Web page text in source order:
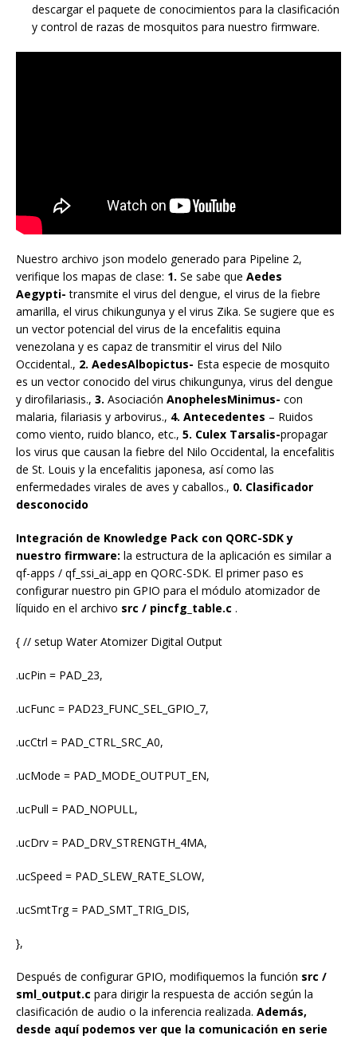
descargar el paquete de conocimientos para la clasificación
y control de razas de mosquitos para nuestro firmware.
Nuestro archivo json modelo generado para Pipeline 2,
verifique los mapas de clase: 1. Se sabe que Aedes
Aegypti-transmite el virus del dengue, el virus de la fiebre
amarilla, el virus chikungunya y el virus Zika. Se sugiere que es
un vector potencial del virus de la encefalitis equina
venezolana y es capaz de transmitir el virus del Nilo
Occidental., 2. AedesAlbopictus- Esta especie de mosquito
es un vector conocido del virus chikungunya, virus del dengue
y dirofilariasis., 3. Asociación AnophelesMinimus- con
malaria, filariasis y arbovirus., 4. Antecedentes – Ruidos
como viento, ruido blanco, etc., 5. Culex Tarsalis-propagar
los virus que causan la fiebre del Nilo Occidental, la encefalitis
de St. Louis y la encefalitis japonesa, así como las
enfermedades virales de aves y caballos., 0. Clasificador
desconocido
Integración de Knowledge Pack con QORC-SDK y
nuestro firmware: la estructura de la aplicación es similar a
qf-apps / qf_ssi_ai_app en QORC-SDK. El primer paso es
configurar nuestro pin GPIO para el módulo atomizador de
líquido en el archivo src / pincfg_table.c .
{ // setup Water Atomizer Digital Output
.ucPin = PAD_23,
.ucFunc = PAD23_FUNC_SEL_GPIO_7,
.ucCtrl = PAD_CTRL_SRC_A0,
.ucMode = PAD_MODE_OUTPUT_EN,
.ucPull = PAD_NOPULL,
.ucDrv = PAD_DRV_STRENGTH_4MA,
.ucSpeed = PAD_SLEW_RATE_SLOW,
.ucSmtTrg = PAD_SMT_TRIG_DIS,
},
Después de configurar GPIO, modifiquemos la función src /
sml_output.c para dirigir la respuesta de acción según la
clasificación de audio o la inferencia realizada. Además,
desde aquí podemos ver que la comunicación en serie